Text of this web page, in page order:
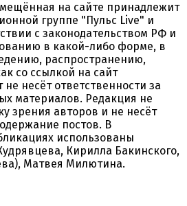
на сайте принадлежит
группе "Пульс Live" и
с законодательством РФ и
в какой-либо форме, в
распространению,
со ссылкой на сайт
не несёт ответственности за
материалов. Редакция не
зрения авторов и не несёт
постов. В
использованы
Кирилла Бакинского,
Матвея Милютина.